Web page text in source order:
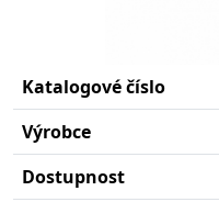
Katalogové číslo
Výrobce
Dostupnost